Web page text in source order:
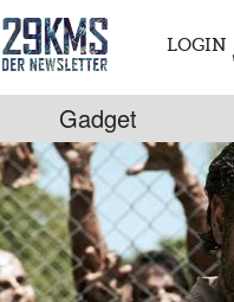
LOGIN
Gadget